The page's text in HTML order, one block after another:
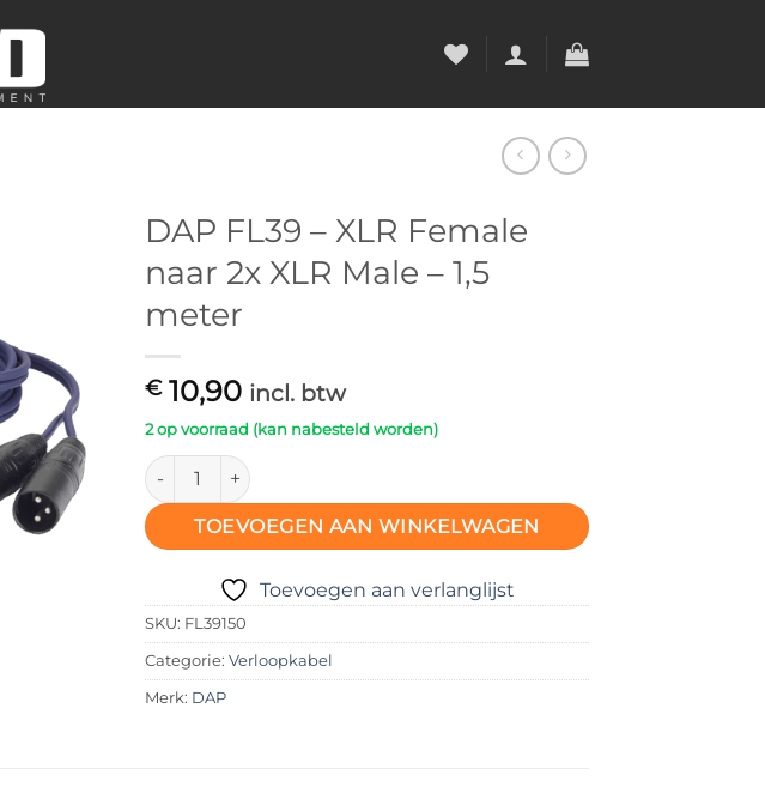
DAP FL39 – XLR Female
naar 2x XLR Male – 1,5
meter
€10,90 incl. btw
2 op voorraad (kan nabesteld worden)
DAP FL39 – XLR Female naar 2x XLR Male – 1,5 meter aantal
TOEVOEGEN AAN WINKELWAGEN
Toevoegen aan verlanglijst
SKU: FL39150
Categorie:Verloopkabel
Merk: DAP